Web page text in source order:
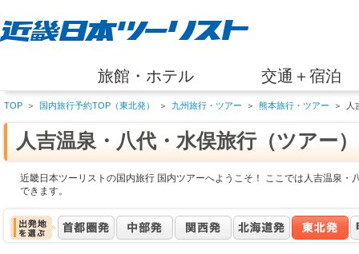
旅館・ホテル 交通＋宿泊
TOP ＞ 国内旅行予約TOP（東北発） ＞ 九州旅行・ツアー ＞ 熊本旅行・ツアー ＞ 人
人吉温泉・八代・水俣旅行（ツアー
近畿日本ツーリストの国内旅行 国内ツアーへようこそ！ ここでは人吉温泉・
できます。